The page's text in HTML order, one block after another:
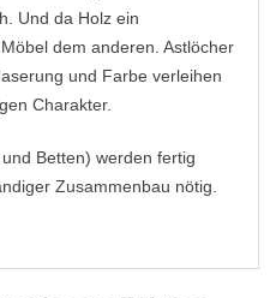
Und da Holz ein
dem anderen. Astlöcher
und Farbe verleihen
Charakter.
Betten) werden fertig
Zusammenbau nötig.